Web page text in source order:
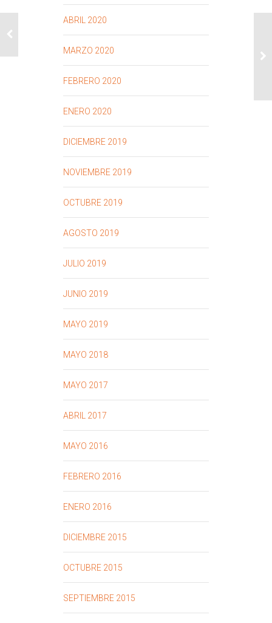
ABRIL 2020
MARZO 2020
FEBRERO 2020
ENERO 2020
DICIEMBRE 2019
NOVIEMBRE 2019
OCTUBRE 2019
AGOSTO 2019
JULIO 2019
JUNIO 2019
MAYO 2019
MAYO 2018
MAYO 2017
ABRIL 2017
MAYO 2016
FEBRERO 2016
ENERO 2016
DICIEMBRE 2015
OCTUBRE 2015
SEPTIEMBRE 2015